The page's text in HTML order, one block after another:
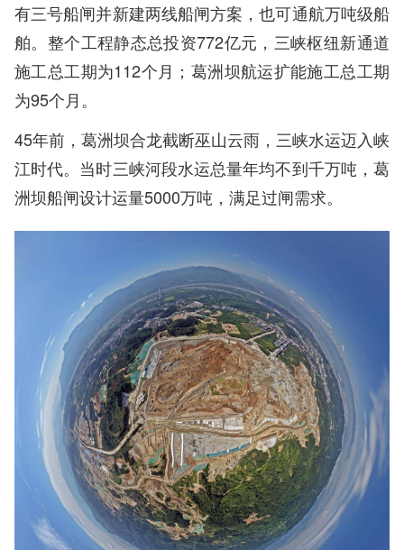
有三号船闸并新建两线船闸方案，也可通航万吨级船
舶。整个工程静态总投资772亿元，三峡枢纽新通道
施工总工期为112个月；葛洲坝航运扩能施工总工期
为95个月。
45年前，葛洲坝合龙截断巫山云雨，三峡水运迈入峡
江时代。当时三峡河段水运总量年均不到千万吨，葛
洲坝船闸设计运量5000万吨，满足过闸需求。